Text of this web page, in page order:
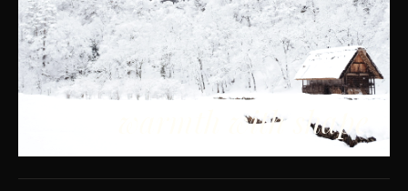
warmth with shape